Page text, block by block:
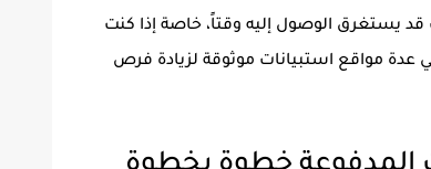
يستغرق الوصول إليه وقتاً، خاصة إذا كنت
مواقع استبيانات موثوقة لزيادة فرص